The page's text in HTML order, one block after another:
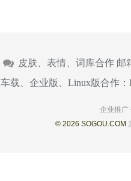
皮肤、表情、词库合作 邮
车载、企业版、Linux版合作：
企业推广
© 2026 SOGOU.COM